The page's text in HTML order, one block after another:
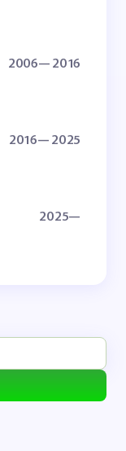
2006— 2016
2016— 2025
2025—